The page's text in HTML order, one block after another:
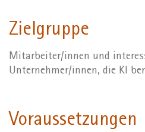
Zielgruppe
Mitarbeiter/innen und
Unternehmer/innen, die KI
Voraussetzungen